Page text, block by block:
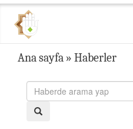
Ana sayfa » Haberler